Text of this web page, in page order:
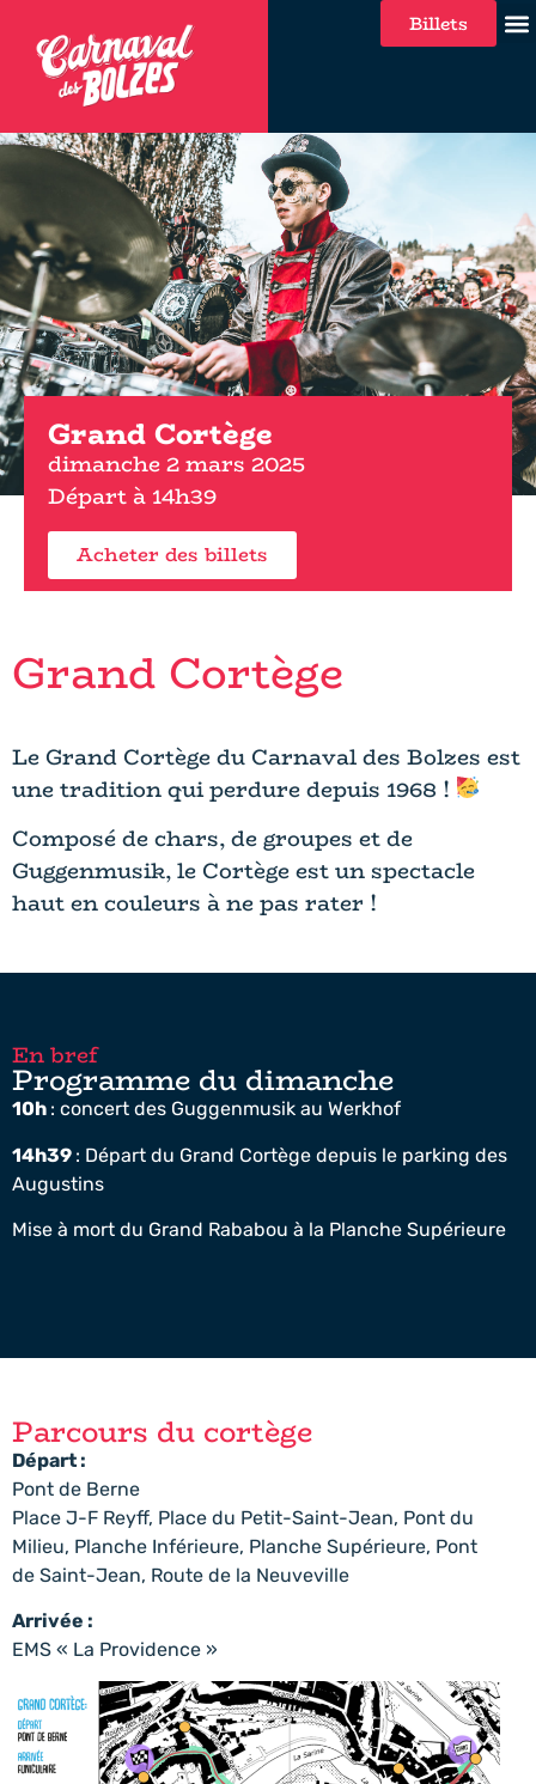
Billets
Grand Cortège
dimanche 2 mars 2025
Départ à 14h39
Acheter des billets
Grand Cortège
Le Grand Cortège du Carnaval des Bolzes est
une tradition qui perdure depuis 1968 !
Composé de chars, de groupes et de
Guggenmusik, le Cortège est un spectacle
haut en couleurs à ne pas rater !
En bref
Programme du dimanche​
10h : concert des Guggenmusik au Werkhof
14h39 : Départ du Grand Cortège depuis le parking des
Augustins
Mise à mort du Grand Rababou à la Planche Supérieure
Parcours du cortège
Départ :
Pont de Berne
Place J-F Reyff, Place du Petit-Saint-Jean, Pont du
Milieu, Planche Inférieure, Planche Supérieure, Pont
de Saint-Jean, Route de la Neuveville
Arrivée :
EMS « La Providence »